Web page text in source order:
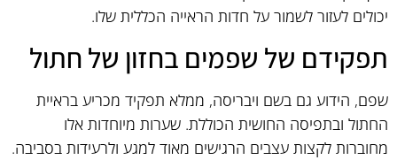
יכולים לעזור לשמור על חדות הראייה הכללית שלו.
תפקידם של שפמים בחזון של חתול
שפם, הידוע גם בשם ויבריסה, ממלא תפקיד מכריע בראיית
החתול ובתפיסה החושית הכוללת. שערות מיוחדות אלו
מחוברות לקצות עצבים הרגישים מאוד למגע ולרעידות בסביבה.